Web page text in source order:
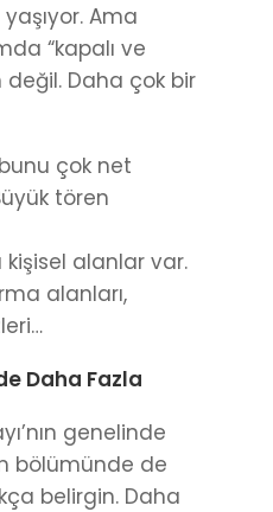
Ama
“kapalı ve
Daha çok bir
çok net
tören
alanlar var.
alanları,
Daha Fazla
genelinde
bölümünde de
belirgin. Daha